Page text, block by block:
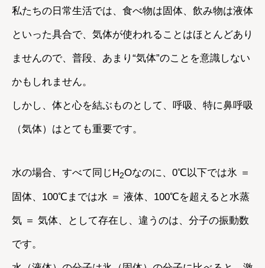
私たちの日常生活では、食べ物は固体、飲み物は液体
といった具合で、気体が使われることはほとんどあり
ませんので、普段、あまり“気体”のことを意識しない
かもしれません。
しかし、体と心を結ぶものとして、呼吸、特に鼻呼吸
（気体）はとても重要です。
水の場合、すべて同じH2Oなのに、0℃以下では氷 ＝
固体、100℃までは水 ＝ 液体、100℃を超えると水蒸
気 ＝ 気体、として存在し、違うのは、分子の振動数
です。